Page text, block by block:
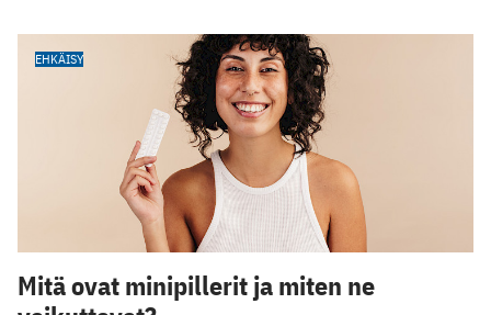
EHKÄISY
Mitä ovat minipillerit ja miten ne